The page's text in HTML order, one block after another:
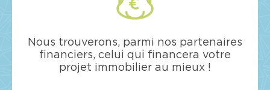
Nous trouverons, parmi nos partenaires
financiers, celui qui financera votre
projet immobilier au mieux !